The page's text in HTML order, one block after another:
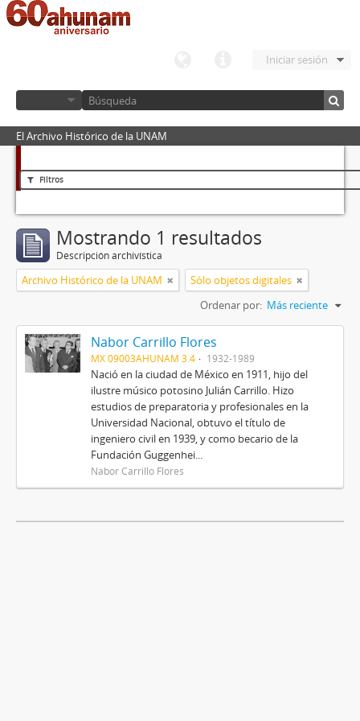
Iniciar sesión
El Archivo Histórico de la UNAM
Filtros
Mostrando 1 resultados
Descripción archivística
Archivo Histórico de la UNAM
Sólo objetos digitales
Ordenar por: Más reciente
Nabor Carrillo Flores
MX 09003AHUNAM 3.4 1932-1989
Nació en la ciudad de México en 1911, hijo del
ilustre músico potosino Julián Carrillo. Hizo
estudios de preparatoria y profesionales en la
Universidad Nacional, obtuvo el título de
ingeniero civil en 1939, y como becario de la
Fundación Guggenhei...
Nabor Carrillo Flores